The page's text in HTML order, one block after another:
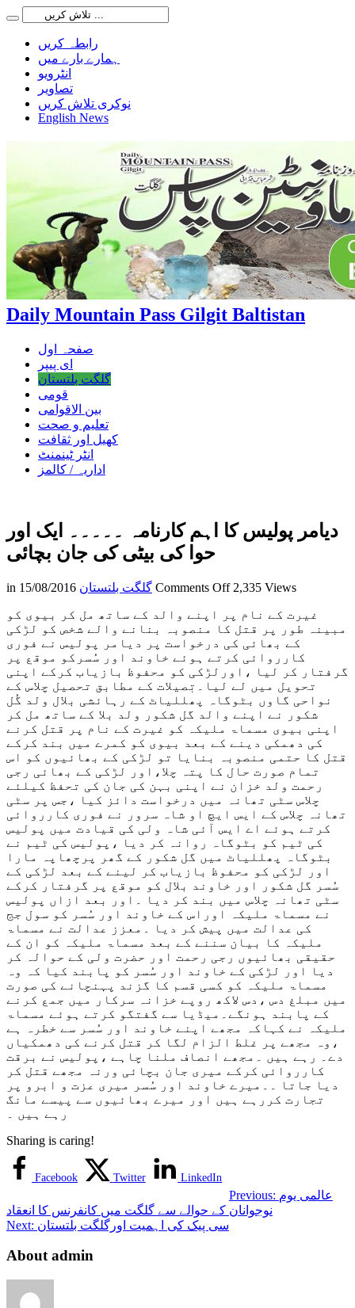
رابطہ کریں
ہمارے بارے میں
انٹرویو
تصاویر
نوکری تلاش کریں
English News
Daily Mountain Pass Gilgit Baltistan
صفحہ اول
ای پیپر
گلگت بلتستان
قومی
بین الاقوامی
تعلیم و صحت
کھیل اور ثقافت
انٹر ٹینمنٹ
اداریہ / کالمز
دیامر پولیس کا اہم کارنامہ ۔۔۔۔۔ ایک اور
حوا کی بیٹی کی جان بچائی
in گلگت بلتستان 15/08/2016 Comments Offon
پولیس
کا
اہم
کارنامہ
۔۔۔۔۔
ایک
اور
حوا
کی
بیٹی
کی
جان
بچائی
2,335 Views
غیرت کے نام پر اپنے والد کے ساتھ مل کر بیوی کو
مبینہ طور پر قتل کا منصوبہ بنانے والے شخص کو لڑکی
کے بھائی کی درخواست پر دیامر پولیس نے فوری
کارروائی کرتے ہوئے خاوند اور سُسرکو موقع پر
گرفتار کر لیا ،اورلڑکی کو محفوظ بازیاب کرکے اپنی
تحویل میں لے لیا۔تٖصیلات کے مطابق تحصیل چلاس کے
نواحی گاوں بٹوگاہ پھللیاٹ کے رہائشی بلال ولد گُل
شکور نے اپنے والد گل شکور ولد بلا کے ساتھ مل کر
اپنی بیوی مسماۃ ملی کہ کو غیرت کے نام پر قتل کرنے
کی دھمکی دینے کے بعد بیوی کو کمرے میں بند کرکے
قتل کا حتمی منصوبہ بنایا تو لڑکی کے بھائیوں کو اس
تمام صورت حال کا پتہ چلا،اور لڑکی کے بھائی رجی
رحمت ولد خزان نے اپنی بہن کی جان کی تحفظ کیلئے
چلاس سٹی تھانہ میں درخواست دائز کیا ،جس پر سٹی
تھانہ چلاس کے ایس ایچ او شاہ سرور نے فوری کارروائی
کرتے ہوئے اے ایس آئی شاہ ولی کی قیادت میں پولیس
کی ٹیم کو بٹوگاہ روانہ کر دیا ،پولیس کی ٹیم نے
بٹوگاہ پھللیاٹ میں گل شکور کے گھر پرچھاپہ مارا
اور لڑکی کو محفوظ بازیاب کر لینے کے بعد لڑکی کے
سُسر گل شکور اور خاوند بلال کو موقع پر گرفتار کرکے
سٹی تھانہ چلاس میں بند کر دیا ۔اور بعد ازاں پولیس
نے مسماۃ ملیکہ اوراس کے خاوند اور سُسر کو سول جج
کی عدالت میں پیش کر دیا ۔معزز عدالت نے مسماۃ
ملیکہ کا بیان سننے کے بعد مسماۃ ملیکہ کو ان کے
حقیقی بھائیوں رجی رحمت اور حضرت ولی کے حوالہ کر
دیا اور لڑکی کے خاوند اور سُسر کو پابند کیا کہ وہ
مسماۃ ملیکہ کو کسی قسم کا گزند پہنچانے کی صورت
میں مبلغ دس ،دس لاکھ روپے خزانہ سرکار میں جمع کرنے
کے پابند ہونگے۔میڈیا سے گفتگو کرتے ہوئے مسماۃ
ملیکہ نے کہاکہ مجھے اپنے خاوند اور سُسر سے خطرہ ہے
،وہ مجھے پر غلط الزام لگا کر قتل کرنے کی دھمکیاں
دے۔ رہے ہیں ۔مجھے انصاف ملنا چاہے ،پولیس نے برقت
کارروائی کرکے میری جان بچائی ورنہ مجھے قتل کر
دیا جاتا ۔۔میرے خاوند اور سُسر میری عزت و ابرو پر
تجارت کررہے ہیں اور میرے بھائیوں سے پیسے مانگ
رہے ہیں ۔
Sharing is caring!
Facebook Twitter LinkedIn
Previous:
نوجوانان کے حوالے سے گلگت میں کانفرنس کا انعقاد
Next: سی پیک کی اہمیت اورگلگت بلتستان
About admin